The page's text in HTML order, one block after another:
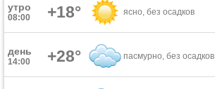
утро
08:00 +18° ясно, без осадков
день
14:00 +28° пасмурно, без осадков